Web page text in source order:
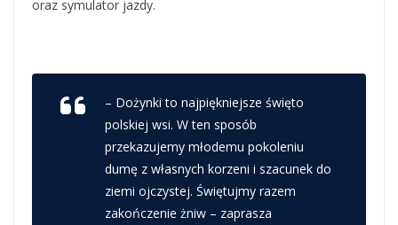
oraz symulator jazdy.
– Dożynki to najpiękniejsze święto
polskiej wsi. W ten sposób
przekazujemy młodemu pokoleniu
dumę z własnych korzeni i szacunek do
ziemi ojczystej. Świętujmy razem
zakończenie żniw – zaprasza